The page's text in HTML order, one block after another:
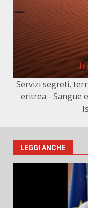
Servizi segreti,
eritrea - Sangue
LEGGI ANCHE